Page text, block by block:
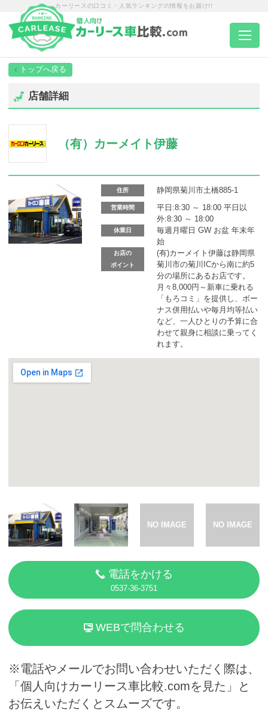
カーリースの口コミ・人気ランキングの情報をお届け!!
トップページ
エリア別ランキング
エリア別店舗一覧
車種から選ぶ
カーリース体験談
店舗詳細
（有）カーメイト伊藤
住所 静岡県菊川市土橋885-1
営業時間
平日:8:30 ～ 18:00 平日以
外:8:30 ～ 18:00
休業日
毎週月曜日 GW お盆 年末年
始
お店の
ポイント
(有)カーメイト伊藤は静岡県
菊川市の菊川ICから南に約5
分の場所にあるお店です。
月々8,000円～新車に乗れる
「もろコミ」を提供し、ボー
ナス併用払いや毎月均等払い
など、一人ひとりの予算に合
わせて親身に相談に乗ってく
れます。
電話をかける
0537-36-3751
WEBで問合わせる
※電話やメールでお問い合わせいただく際は、
「個人向けカーリース車比較.comを見た」と
お伝えいただくとスムーズです。